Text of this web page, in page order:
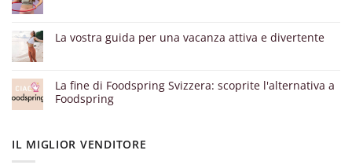
La vostra guida per una vacanza attiva e divertente
La fine di Foodspring Svizzera: scoprite l'alternativa a
Foodspring
IL MIGLIOR VENDITORE